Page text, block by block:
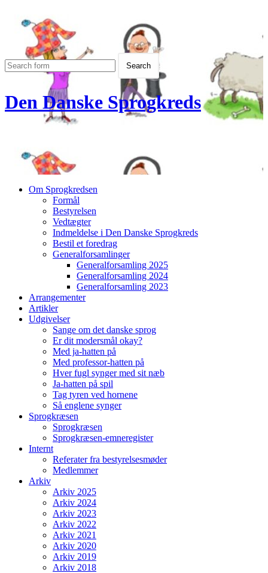
Den Danske Sprogkreds
Om Sprogkredsen
Formål
Bestyrelsen
Vedtægter
Indmeldelse i Den Danske Sprogkreds
Bestil et foredrag
Generalforsamlinger
Generalforsamling 2025
Generalforsamling 2024
Generalforsamling 2023
Arrangementer
Artikler
Udgivelser
Sange om det danske sprog
Er dit modersmål okay?
Med ja-hatten på
Med professor-hatten på
Hver fugl synger med sit næb
Ja-hatten på spil
Tag tyren ved hornene
Så englene synger
Sprogkræsen
Sprogkræsen
Sprogkræsen-emneregister
Internt
Referater fra bestyrelsesmøder
Medlemmer
Arkiv
Arkiv 2025
Arkiv 2024
Arkiv 2023
Arkiv 2022
Arkiv 2021
Arkiv 2020
Arkiv 2019
Arkiv 2018